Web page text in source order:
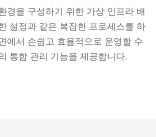
경을 구성하기 위한 가상 인프라 배
설정과 같은 복잡한 프로세스를 하
에서 손쉽고 효율적으로 운영할 수
통합 관리 기능을 제공합니다.